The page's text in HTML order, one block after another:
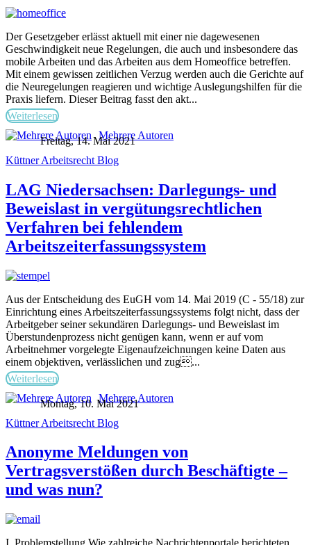
Der Gesetzgeber erlässt aktuell mit einer nie dagewesenen
Geschwindigkeit neue Regelungen, die auch und insbesondere das
mobile Arbeiten und das Arbeiten aus dem Homeoffice betreffen.
Mit einem gewissen zeitlichen Verzug werden auch die Gerichte auf
die Neuregelungen reagieren und wichtige Auslegungshilfen für die
Praxis liefern. Dieser Beitrag fasst den akt...
Weiterlesen
Mehrere Autoren
Freitag, 14. Mai 2021
Küttner Arbeitsrecht Blog
LAG Niedersachsen: Darlegungs- und
Beweislast in vergütungsrechtlichen
Verfahren bei fehlendem
Arbeitszeiterfassungssystem
Aus der Entscheidung des EuGH vom 14. Mai 2019 (C - 55/18) zur
Einrichtung eines Arbeitszeiterfassungssystems folgt nicht, dass der
Arbeitgeber seiner sekundären Darlegungs- und Beweislast im
Überstundenprozess nicht genügen kann, wenn er auf vom
Arbeitnehmer vorgelegte Eigenaufzeichnungen keine Daten aus
einem objektiven, verlässlichen und zug...
Weiterlesen
Mehrere Autoren
Montag, 10. Mai 2021
Küttner Arbeitsrecht Blog
Anonyme Meldungen von
Vertragsverstößen durch Beschäftigte –
und was nun?